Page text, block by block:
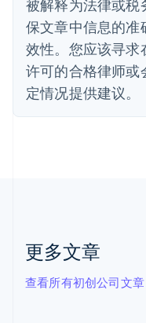
被解释为法律或
保文章中信息的准
效性。您应该寻求
许可的合格律师或
定情况提供建议。
更多文章
查看所有初创公司文章
德国
DeutschEnglish
法国
FrançaisEnglish
芬兰
EnglishSvenska
English
English